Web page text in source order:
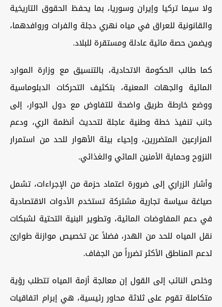
ولا سيما تركيا وإيران وسوريا، بما يحفظ الحقوق التاريخية
والقانونية للعراق في مياه نهري دجلة والفرات وروافدهما،
ويضمن حصة مائية عادلة ومستقرة للبلاد.
كما طالب الحكومة الاتحادية، بالتنسيق مع وزارة الموارد
المائية والجهات المعنية، بتكثيف التحركات الدبلوماسية
ووضع خارطة طريق واضحة للتفاوض مع دول الجوار، إلى
جانب تنفيذ خطة وطنية عاجلة لتحديث أنظمة الري، ودعم
المزارعين المتضررين، وإحياء بيئة الأهوار للحد من استمرار
النزوح وحماية الأمنين المائي والغذائي.
وأشار الزراري إلى ضرورة اعتماد حزمة من الإجراءات، تشمل
صياغة سياسة تجارية مشتركة تستخدم الأدوات الاقتصادية
في دعم المفاوضات المائية، وتطوير البنية التحتية لشبكات
نقل المياه للحد من الهدر، فضلاً عن تخصيص موازنة طوارئ
لدعم المناطق الأكثر تضرراً من الجفاف.
وخلص النائب إلى القول إن معالجة أزمة المياه تتطلب رؤية
متكاملة تقوم على ثلاثة محاور رئيسية، هي إبرام اتفاقيات